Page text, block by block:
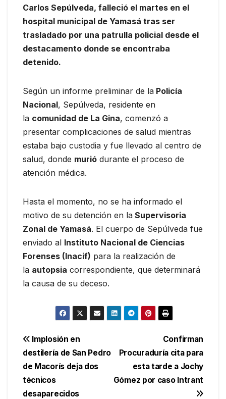
Carlos Sepúlveda, falleció el martes en el
hospital municipal de Yamasá tras ser
trasladado por una patrulla policial desde el
destacamento donde se encontraba
detenido.
Según un informe preliminar de la Policía
Nacional, Sepúlveda, residente en
la comunidad de La Gina, comenzó a
presentar complicaciones de salud mientras
estaba bajo custodia y fue llevado al centro de
salud, donde murió durante el proceso de
atención médica.
Hasta el momento, no se ha informado el
motivo de su detención en la Supervisoria
Zonal de Yamasá. El cuerpo de Sepúlveda fue
enviado al Instituto Nacional de Ciencias
Forenses (Inacif) para la realización de
la autopsia correspondiente, que determinará
la causa de su deceso.
Navegación
de
entradas
Confirman
Procuraduría cita para
esta tarde a Jochy
Gómez por caso Intrant
Implosión en
destilería de San Pedro
de Macorís deja dos
técnicos
desaparecidos